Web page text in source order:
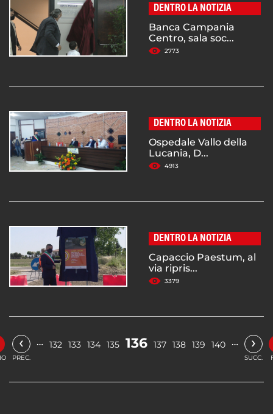
DENTRO LA NOTIZIA
Banca Campania
Centro, sala soc...
2773
DENTRO LA NOTIZIA
Ospedale Vallo della
Lucania, D...
4913
DENTRO LA NOTIZIA
Capaccio Paestum, al
via ripris...
3379
‹
PREC.
… 132 133 134 135 136 137 138 139 140 … ›
SUCC.